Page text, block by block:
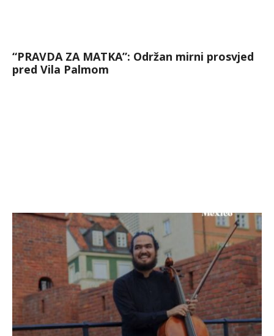
“PRAVDA ZA MATKA”: Održan mirni prosvjed
pred Vila Palmom